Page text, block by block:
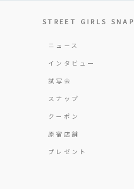
STREET GIRLS SNAP
ニュース
インタビュー
試写会
スナップ
クーポン
原宿店舗
プレゼント